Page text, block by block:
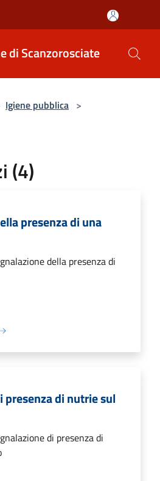
di Scanzorosciate
Igiene pubblica >
(4)
presenza di una
della presenza di
presenza di nutrie sul
di presenza di